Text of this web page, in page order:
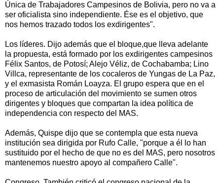
Única de Trabajadores Campesinos de Bolivia, pero no va a
ser oficialista sino independiente. Ése es el objetivo, que
nos hemos trazado todos los exdirigentes".
Los líderes. Dijo además que el bloque,que lleva adelante
la propuesta, está formado por los exdirigentes campesinos
Félix Santos, de Potosí; Alejo Véliz, de Cochabamba; Lino
Villca, representante de los cocaleros de Yungas de La Paz,
y el exmasista Román Loayza. El grupo espera que en el
proceso de articulación del movimiento se sumen otros
dirigentes y bloques que compartan la idea política de
independencia con respecto del MAS.
Además, Quispe dijo que se contempla que esta nueva
institución sea dirigida por Rufo Calle, "porque a él lo han
sustituido por el hecho de que no es del MAS, pero nosotros
mantenemos nuestro apoyo al compañero Calle".